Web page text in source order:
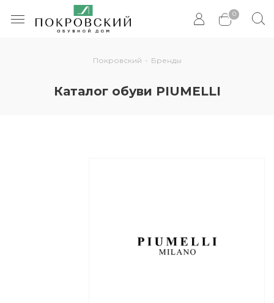
0
Покровский - Бренды
Каталог обуви PIUMELLI